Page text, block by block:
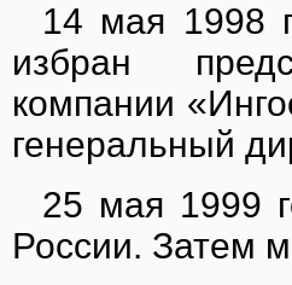
14 мая 1998
избран
компании
генеральный
25 мая 1999
России. Затем